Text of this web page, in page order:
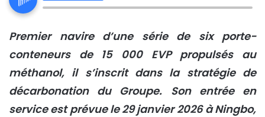
Premier navire d’une série de six porte-
conteneurs de 15 000 EVP propulsés au
méthanol, il s’inscrit dans la stratégie de
décarbonation du Groupe. Son entrée en
service est prévue le 29 janvier 2026 à Ningbo,